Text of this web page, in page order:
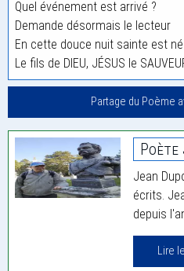
Quel événement est arrivé ?
Demande désormais le lecteur
En cette douce nuit sainte est né
Le fils de DIEU, JÉSUS le
Partage du Poème
Poète
Jean
écrits.
depuis
Lire